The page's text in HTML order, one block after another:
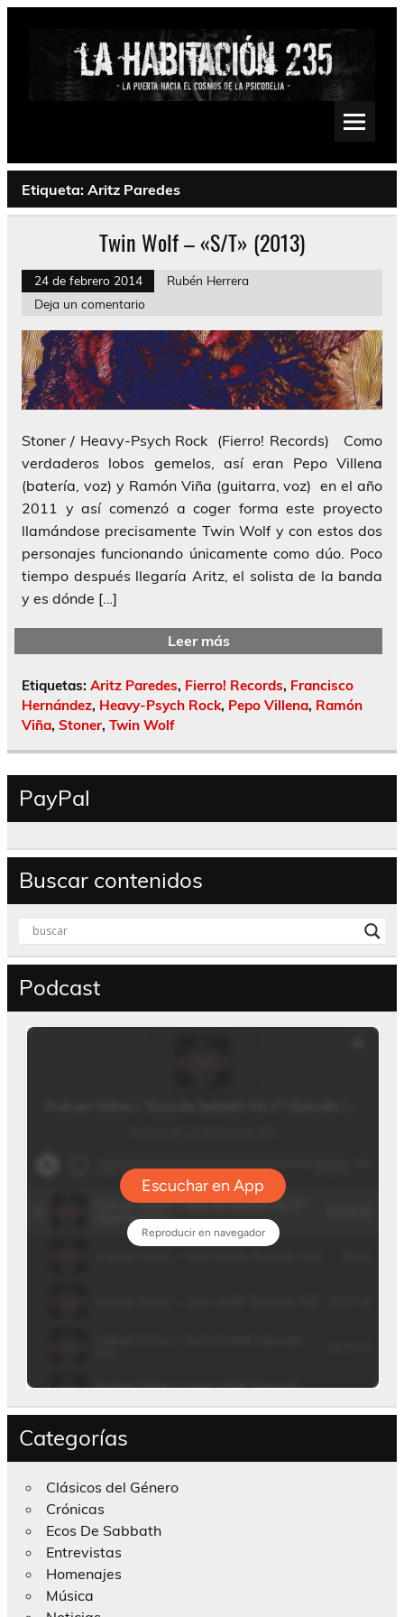
Saltar
Psychedelic, Stoner, Doom, Sludge, Fuzz, Space, Drone
Etiqueta: Aritz Paredes
Twin Wolf – «S/T» (2013)
24 de febrero 2014
Rubén Herrera
Deja un comentario
Stoner / Heavy-Psych Rock (Fierro! Records) Como
verdaderos lobos gemelos, así eran Pepo Villena
(batería, voz) y Ramón Viña (guitarra, voz) en el año
2011 y así comenzó a coger forma este proyecto
llamándose precisamente Twin Wolf y con estos dos
personajes funcionando únicamente como dúo. Poco
tiempo después llegaría Aritz, el solista de la banda
y es dónde […]
Leer más
Etiquetas: Aritz Paredes, Fierro! Records, Francisco
Hernández, Heavy-Psych Rock, Pepo Villena, Ramón
Viña, Stoner, Twin Wolf
PayPal
Buscar contenidos
Podcast
Categorías
Clásicos del Género
Crónicas
Ecos De Sabbath
Entrevistas
Homenajes
Música